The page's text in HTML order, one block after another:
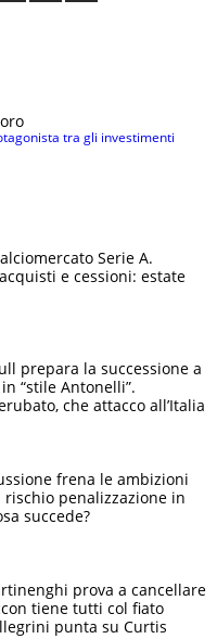
tra gli investimenti
Serie A.
e cessioni: estate
prepara la successione a
“stile Antonelli”.
che attacco all’Italia
frena le ambizioni
rischio penalizzazione in
succede?
prova a cancellare
tiene tutti col fiato
punta su Curtis